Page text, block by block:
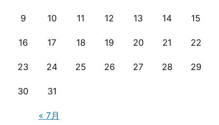
9 10 11 12 13 14 15
16 17 18 19 20 21 22
23 24 25 26 27 28 29
30 31
« 7月